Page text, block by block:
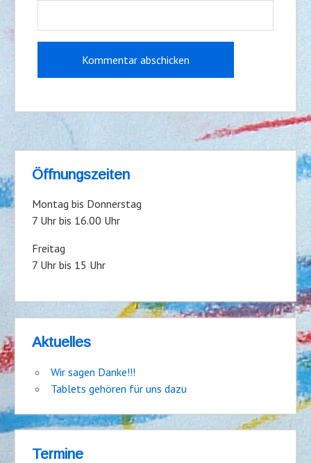
Öffnungszeiten
Montag bis Donnerstag
7 Uhr bis 16.00 Uhr
Freitag
7 Uhr bis 15 Uhr
Aktuelles
Wir sagen Danke!!!
Tablets gehören für uns dazu
Termine